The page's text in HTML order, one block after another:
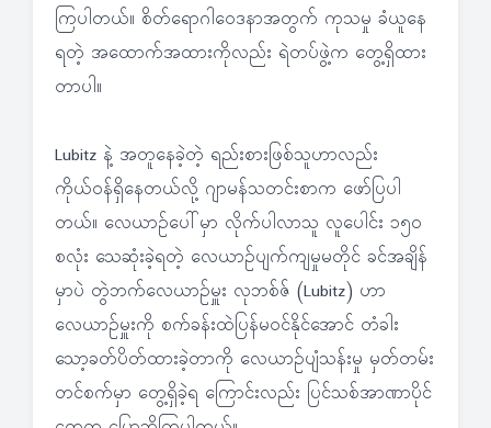
ကြပါတယ်။ စိတ်ရောဂါဝေဒနာအတွက် ကုသမှု ခံယူနေ
ရတဲ့ အထောက်အထားကိုလည်း ရဲတပ်ဖွဲ့က တွေ့ရှိထား
တာပါ။
Lubitz နဲ့ အတူနေခဲ့တဲ့ ရည်းစားဖြစ်သူဟာလည်း
ကိုယ်ဝန်ရှိနေတယ်လို့ ဂျာမန်သတင်းစာက ဖော်ပြပါ
တယ်။ လေယာဉ်ပေါ်မှာ လိုက်ပါလာသူ လူပေါင်း ၁၅၀
စလုံး သေဆုံးခဲ့ရတဲ့ လေယာဉ်ပျက်ကျမှုမတိုင် ခင်အချိန်
မှာပဲ တွဲဘက်လေယာဉ်မှူး လုဘစ်ဇ် (Lubitz) ဟာ
လေယာဉ်မှူးကို စက်ခန်းထဲပြန်မဝင်နိုင်အောင် တံခါး
သော့ခတ်ပိတ်ထားခဲ့တာကို လေယာဉ်ပျံသန်းမှု မှတ်တမ်း
တင်စက်မှာ တွေ့ရှိခဲ့ရ ကြောင်းလည်း ပြင်သစ်အာဏာပိုင်